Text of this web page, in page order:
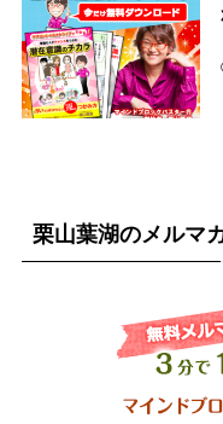
栗山葉湖のメルマ